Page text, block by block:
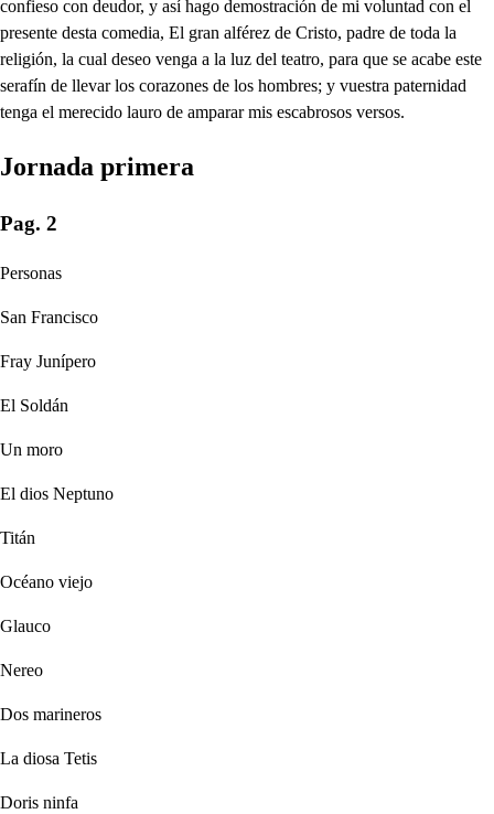
confieso con deudor, y así hago demostración de mi voluntad con el
presente desta comedia, El gran alférez de Cristo, padre de toda la
religión, la cual deseo venga a la luz del teatro, para que se acabe este
serafín de llevar los corazones de los hombres; y vuestra paternidad
tenga el merecido lauro de amparar mis escabrosos versos.
Jornada primera
Pag. 2
Personas
San Francisco
Fray Junípero
El Soldán
Un moro
El dios Neptuno
Titán
Océano viejo
Glauco
Nereo
Dos marineros
La diosa Tetis
Doris ninfa